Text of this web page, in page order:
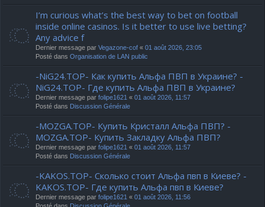
I’m curious what’s the best way to bet on football
inside online casinos. Is it better to use live betting?
Any advice f
Dernier message par Vegazone-cof « 01 août 2026, 23:05
Posté dans Organisation de LAN public
-NiG24.TOP- Как купить Альфа ПВП в Украине? -
NiG24.TOP- Где купить Альфа ПВП в Украине?
Dernier message par folipe1621 « 01 août 2026, 11:57
Posté dans Discussion Générale
-MOZGA.TOP- Купить Кристалл Альфа ПВП? -
MOZGA.TOP- Купить Закладку Альфа ПВП?
Dernier message par folipe1621 « 01 août 2026, 11:57
Posté dans Discussion Générale
-KAKOS.TOP- Сколько стоит Альфа пвп в Киеве? -
KAKOS.TOP- Где купить Альфа пвп в Киеве?
Dernier message par folipe1621 « 01 août 2026, 11:56